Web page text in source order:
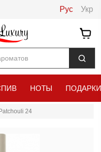
Рус Укр
НОТЫ ПОДАРКИ
24